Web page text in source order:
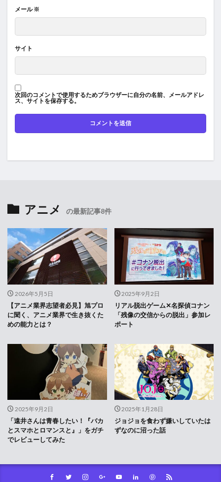
メール※
サイト
次回のコメントで使用するためブラウザーに自分の名前、メールアドレ
ス、サイトを保存する。
アニメ の最新記事8件
2026年5月5日
【アニメ業界志望者必見】旭プロ
に聞く、アニメ業界で生き抜くた
めの能力とは？
2025年9月2日
リアル脱出ゲーム✕名探偵コナン
「残像の交信からの脱出」参加レ
ポート
2025年9月2日
「遠井さんは青春したい！『バカ
とスマホとロマンスと』」をガチ
でレビューしてみた
2025年1月28日
ジョジョを食わず嫌いしていたは
ずなのに沼った話